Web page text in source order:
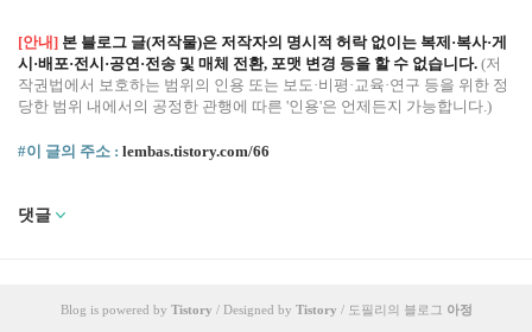
[안내] 본 블로그 글(저작물)은 저작자의 명시적 허락 없이는 복제·복사·게
시·배포·전시·공연·전송 및 매체 전환, 포맷 변경 등을 할 수 없습니다. (저
작권법에서 보호하는 범위의 인용 또는 보도·비평·교육·연구 등을 위한 정
당한 범위 내에서의 공정한 관행에 따른 '인용'은 언제든지 가능합니다.)
#이 글의 주소 : lembas.tistory.com/66
댓글
Blog is powered by Tistory / Designed by Tistory / 도필리의 블로그 아정